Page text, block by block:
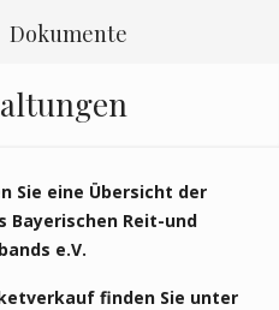
Dokumente
Sie eine Übersicht der
Bayerischen Reit-und
e.V.
finden Sie unter